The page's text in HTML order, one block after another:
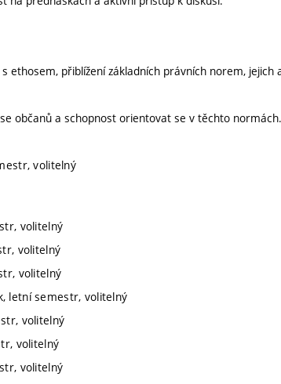
ethosem, přiblížení základních právních norem, jejich
občanů a schopnost orientovat se v těchto normách.
volitelný
volitelný
volitelný
volitelný
letní semestr, volitelný
volitelný
volitelný
volitelný